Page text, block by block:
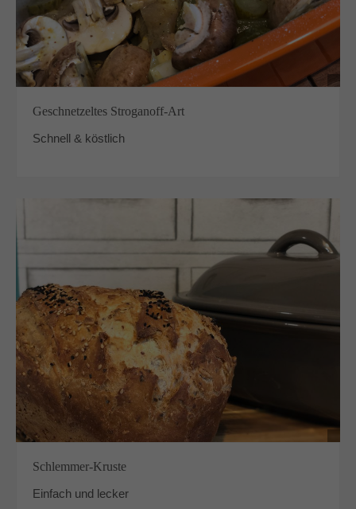
Geschnetzeltes Stroganoff-Art
Schnell & köstlich
Schlemmer-Kruste
Einfach und lecker